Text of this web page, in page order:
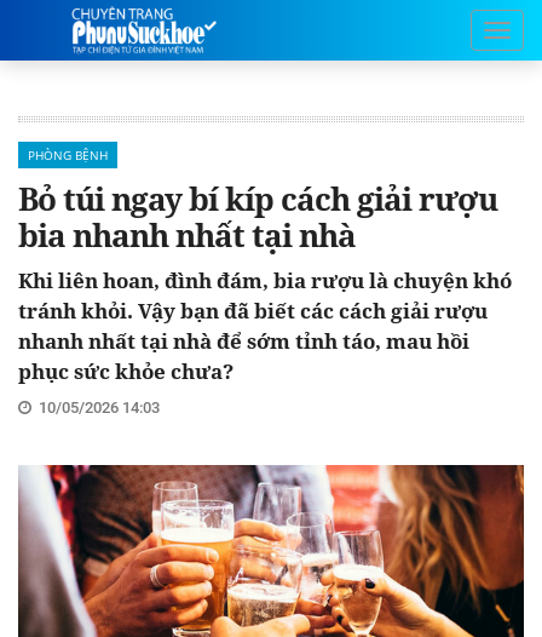
PHÒNG BỆNH
Bỏ túi ngay bí kíp cách giải rượu
bia nhanh nhất tại nhà
Khi liên hoan, đình đám, bia rượu là chuyện khó
tránh khỏi. Vậy bạn đã biết các cách giải rượu
nhanh nhất tại nhà để sớm tỉnh táo, mau hồi
phục sức khỏe chưa?
10/05/2026 14:03